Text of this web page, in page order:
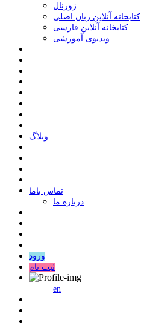
ﮊﻭﺭﻧﺎﻝ
کتابخانه آنلاین زبان اصلی
کتابخانه آنلاین فارسی
ویدیوی آموزشی
وبلاگ
ﺗﻤﺎﺱ ﺑﺎﻣﺎ
درباره ما
ورود
ثبت نام
en